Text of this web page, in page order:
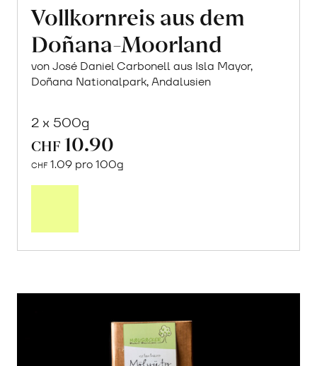
Vollkornreis aus dem
Doñana-Moorland
von José Daniel Carbonell aus Isla Mayor,
Doñana Nationalpark, Andalusien
2 x 500g
CHF 10.90
CHF 1.09 pro 100g